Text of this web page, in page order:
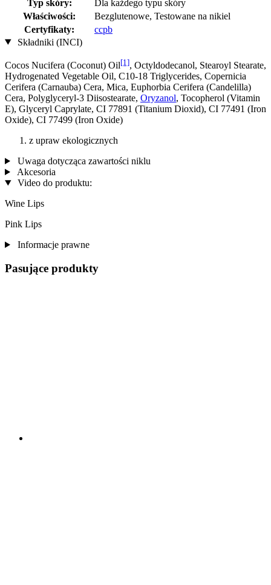
Typ skóry:
Dla każdego typu skóry
Właściwości:
Bezglutenowe, Testowane na nikiel
Certyfikaty:
ccpb
Składniki (INCI)
Cocos Nucifera (Coconut) Oil[1], Octyldodecanol, Stearoyl Stearate,
Hydrogenated Vegetable Oil, C10-18 Triglycerides, Copernicia
Cerifera (Carnauba) Cera, Mica, Euphorbia Cerifera (Candelilla)
Cera, Polyglyceryl-3 Diisostearate, Oryzanol, Tocopherol (Vitamin
E), Glyceryl Caprylate, CI 77891 (Titanium Dioxid), CI 77491 (Iron
Oxide), CI 77499 (Iron Oxide)
z upraw ekologicznych
Uwaga dotycząca zawartości niklu
Akcesoria
Video do produktu:
Wine Lips
Pink Lips
Informacje prawne
Pasujące produkty